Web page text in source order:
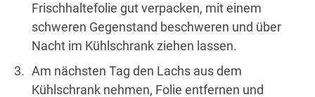
Frischhaltefolie gut verpacken, mit einem
schweren Gegenstand beschweren und über
Nacht im Kühlschrank ziehen lassen.
Am nächsten Tag den Lachs aus dem
Kühlschrank nehmen, Folie entfernen und